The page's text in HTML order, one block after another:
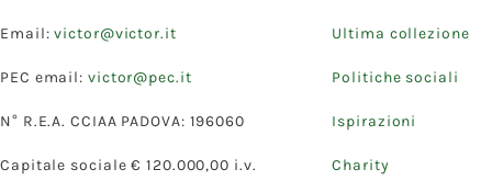
Email:victor@victor.it
PEC email: victor@pec.it
N° R.E.A. CCIAA PADOVA: 196060
Capitale sociale € 120.000,00 i.v.
Ultima collezione
Politiche sociali
Ispirazioni
Charity